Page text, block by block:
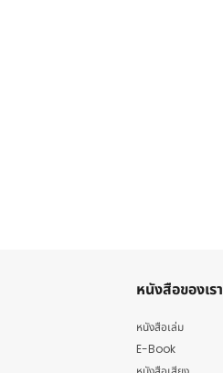
หนังสือของเรา
หนังสือเล่ม
E-Book